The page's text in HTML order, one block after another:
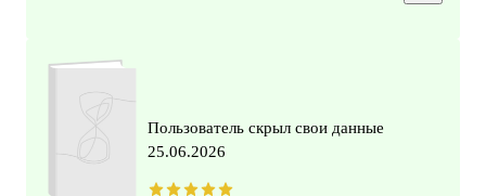
Пользователь скрыл свои данные
25.06.2026